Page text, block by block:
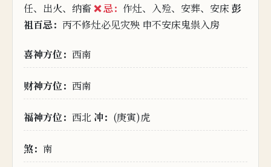
任、出火、纳畜❌ 忌： 作灶、入殓、安葬、安床 彭
祖百忌： 丙不修灶必见灾殃 申不安床鬼祟入房
喜神方位： 西南
财神方位： 西南
福神方位： 西北 冲： (庚寅)虎
煞： 南